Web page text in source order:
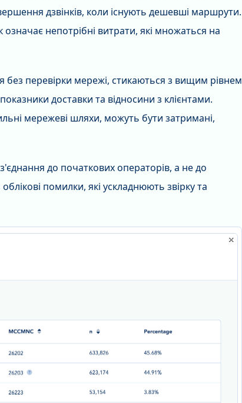
дзвінків, коли існують дешевші маршрути.
непотрібні витрати, які множаться на
без перевірки мережі, стикаються з вищим рівнем
доставки та відносини з клієнтами.
мережеві шляхи, можуть бути затримані,
до початкових операторів, а не до
помилки, які ускладнюють звірку та